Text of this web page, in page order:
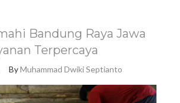
Bandung Raya Jawa
Terpercaya
ByMuhammad Dwiki Septianto